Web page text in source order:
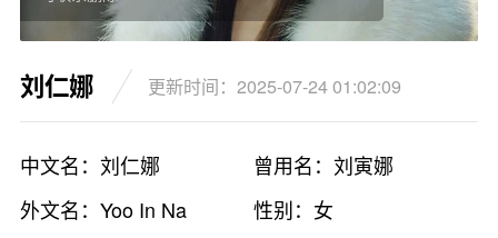
刘仁娜 更新时间：2025-07-24 01:02:09
中文名：刘仁娜
曾用名：刘寅娜
外文名：Yoo In Na
性别：女